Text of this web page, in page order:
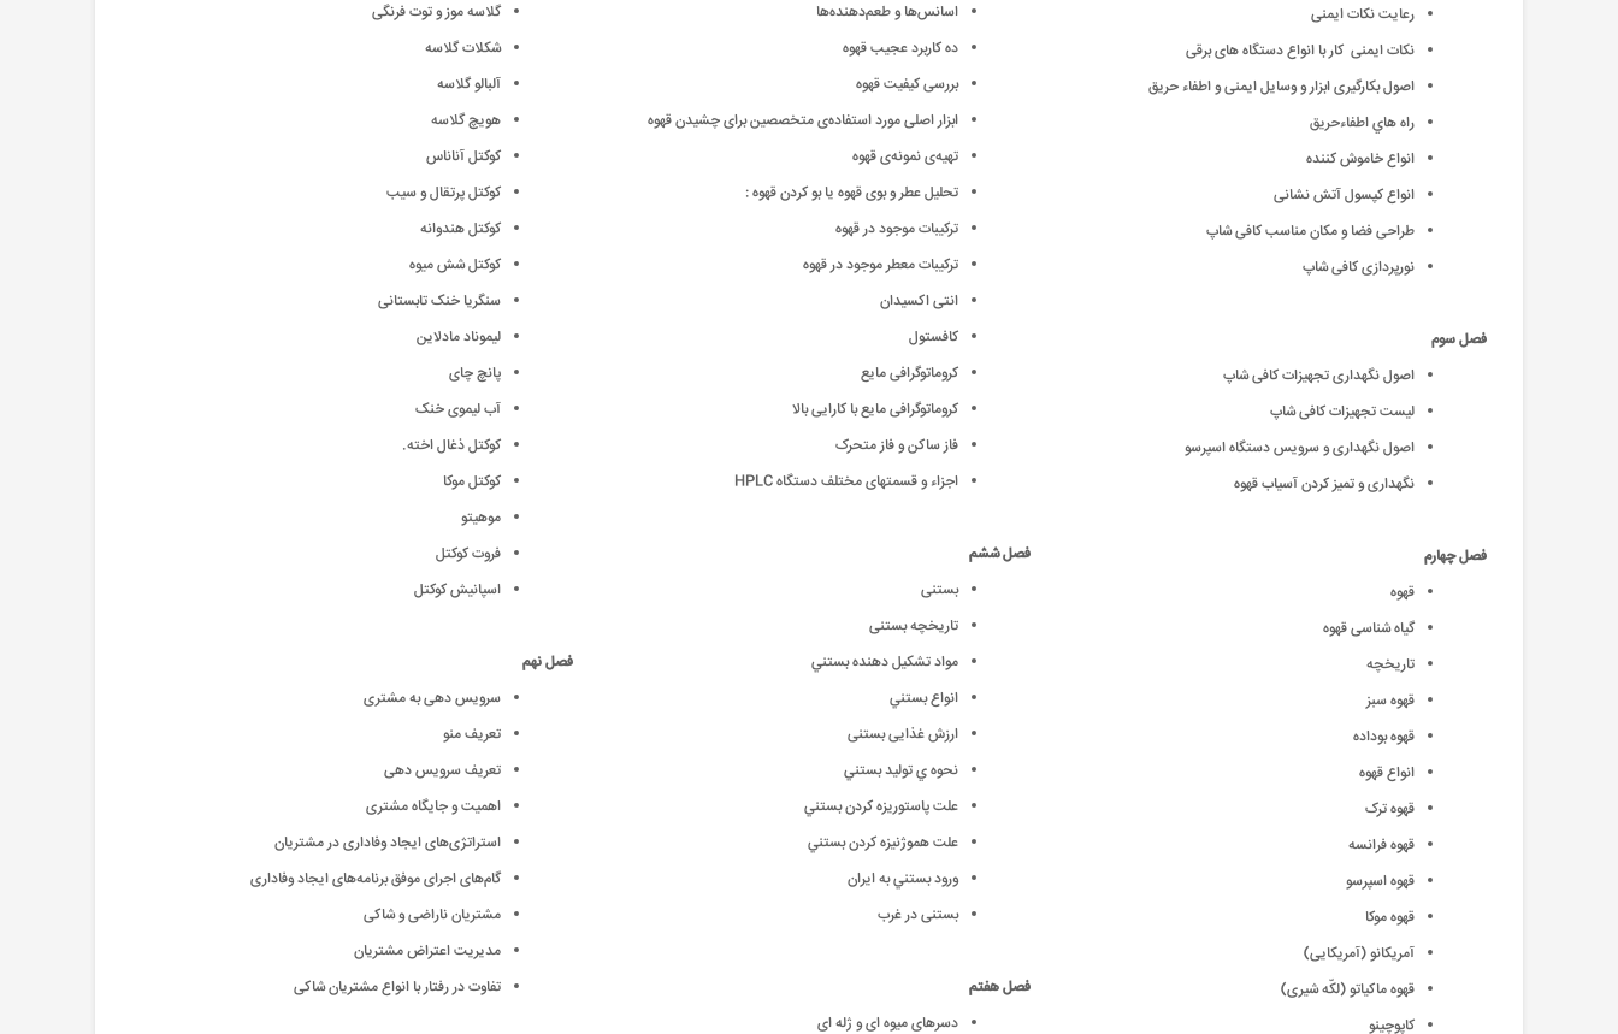
رعایت نکات ایمنی
نکات ایمنی کار با انواع دستگاه های برقی
اصول بکارگیری ابزار و وسایل ایمنی و اطفاء حریق
راه هاي اطفاءحریق
انواع خاموش کننده
انواع کپسول آتش نشانی
طراحی فضا و مکان مناسب کافی شاپ
نورپردازی کافی شاپ
فصل سوم
اصول نگهداری تجهیزات کافی شاپ
لیست تجهیزات کافی شاپ
اصول نگهداری و سرویس دستگاه اسپرسو
نگهداری و تمیز کردن آسیاب قهوه
فصل چهارم
قهوه
گیاه شناسی قهوه
تاریخچه
قهوه سبز
قهوه بوداده
انواع قهوه
قهوه ترک
قهوه فرانسه
قهوه اسپرسو
قهوه موکا
آمریکانو (آمریکایی)
قهوه ماکیاتو (لکّه شیری)
کاپوچینو
اسانس‌ها و طعم‌دهنده‌ها
ده کاربرد عجیب قهوه
بررسی کیفیت قهوه
ابزار اصلی مورد استفاده‌ی متخصصین برای چشیدن قهوه
تهیه‌ی نمونه‌ی قهوه
تحلیل عطر و بوی قهوه یا بو کردن قهوه :
ترکیبات موجود در قهوه
ترکیبات معطر موجود در قهوه
انتی اکسیدان
کافستول
کروماتوگرافی مایع
کروماتوگرافی مایع با کارایی بالا
فاز ساکن و فاز متحرک
اجزاء و قسمتهای مختلف دستگاه HPLC
فصل ششم
بستنی
تاریخچه بستنی
مواد تشکيل دهنده بستني
انواع بستني
ارزش غذايى بستنى
نحوه ي توليد بستني
علت پاستوريزه کردن بستني
علت هموژنيزه کردن بستني
ورود بستني به ايران
بستنی در غرب
فصل هفتم
دسرهای میوه ای و ژله ای
گلاسه موز و توت فرنگی
شکلات گلاسه
آلبالو گلاسه
هویچ گلاسه
کوکتل آناناس
کوکتل پرتقال و سیب
کوکتل هندوانه
کوکتل شش میوه
سنگریا خنک تابستانی
لیموناد مادلاین
پانچ چای
آب لیموی خنک
کوکتل ذغال اخته.
کوکتل موکا
موهیتو
فروت کوکتل
اسپانیش کوکتل
فصل نهم
سرویس دهی به مشتری
تعریف منو
تعریف سرویس دهی
اهمیت و جایگاه مشتری
استراتژی‌های ایجاد وفاداری در مشتریان
گام‌های اجرای موفق برنامه‌های ایجاد وفاداری
مشتریان ناراضی و شاکی
مدیریت اعتراض مشتریان
تفاوت در رفتار با انواع مشتریان شاکی